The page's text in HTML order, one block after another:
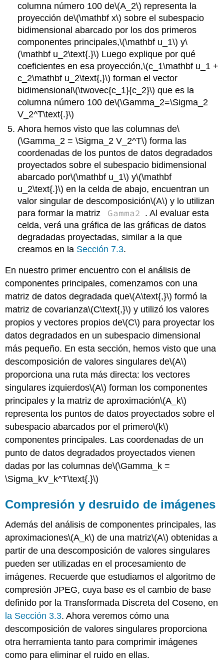
columna número 100 de\(A_2\) representa la
proyección de\(\mathbf x\) sobre el subespacio
bidimensional abarcado por los dos primeros
componentes principales,\(\mathbf u_1\) y\
(\mathbf u_2\text{.}\) Luego explique por qué
coeficientes en esa proyección,\(c_1\mathbf u_1 +
c_2\mathbf u_2\text{,}\) forman el vector
bidimensional\(\twovec{c_1}{c_2}\) que es la
columna número 100 de\(\Gamma_2=\Sigma_2
V_2^T\text{.}\)
Ahora hemos visto que las columnas de\
(\Gamma_2 = \Sigma_2 V_2^T\) forma las
coordenadas de los puntos de datos degradados
proyectados sobre el subespacio bidimensional
abarcado por\(\mathbf u_1\) y\(\mathbf
u_2\text{.}\) en la celda de abajo, encuentran un
valor singular de descomposición\(A\) y lo utilizan
para formar la matriz
Gamma2 . Al evaluar esta
celda, verá una gráfica de las gráficas de datos
degradadas proyectadas, similar a la que
creamos en la Sección 7.3.
En nuestro primer encuentro con el análisis de
componentes principales, comenzamos con una
matriz de datos degradada que\(A\text{,}\) formó la
matriz de covarianza\(C\text{,}\) y utilizó los valores
propios y vectores propios de\(C\) para proyectar los
datos degradados en un subespacio dimensional
más pequeño. En esta sección, hemos visto que una
descomposición de valores singulares de\(A\)
proporciona una ruta más directa: los vectores
singulares izquierdos\(A\) forman los componentes
principales y la matriz de aproximación\(A_k\)
representa los puntos de datos proyectados sobre el
subespacio abarcados por el primero\(k\)
componentes principales. Las coordenadas de un
punto de datos degradados proyectados vienen
dadas por las columnas de\(\Gamma_k =
\Sigma_kV_k^T\text{.}\)
Compresión y desruido de imágenes
Además del análisis de componentes principales, las
aproximaciones\(A_k\) de una matriz\(A\) obtenidas a
partir de una descomposición de valores singulares
pueden ser utilizadas en el procesamiento de
imágenes. Recuerde que estudiamos el algoritmo de
compresión JPEG, cuya base es el cambio de base
definido por la Transformada Discreta del Coseno, en
la Sección 3.3. Ahora veremos cómo una
descomposición de valores singulares proporciona
otra herramienta tanto para comprimir imágenes
como para eliminar el ruido en ellas.